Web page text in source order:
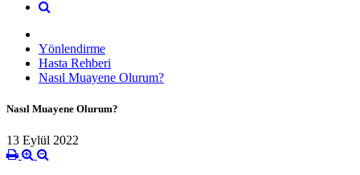
Yönlendirme
Hasta Rehberi
Nasıl Muayene Olurum?
Nasıl Muayene Olurum?
13 Eylül 2022